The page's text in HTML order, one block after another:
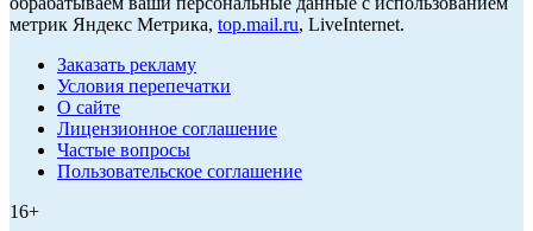
метрик Яндекс Метрика, top.mail.ru, LiveInternet.
Заказать рекламу
Условия перепечатки
О сайте
Лицензионное соглашение
Частые вопросы
Пользовательское соглашение
16+